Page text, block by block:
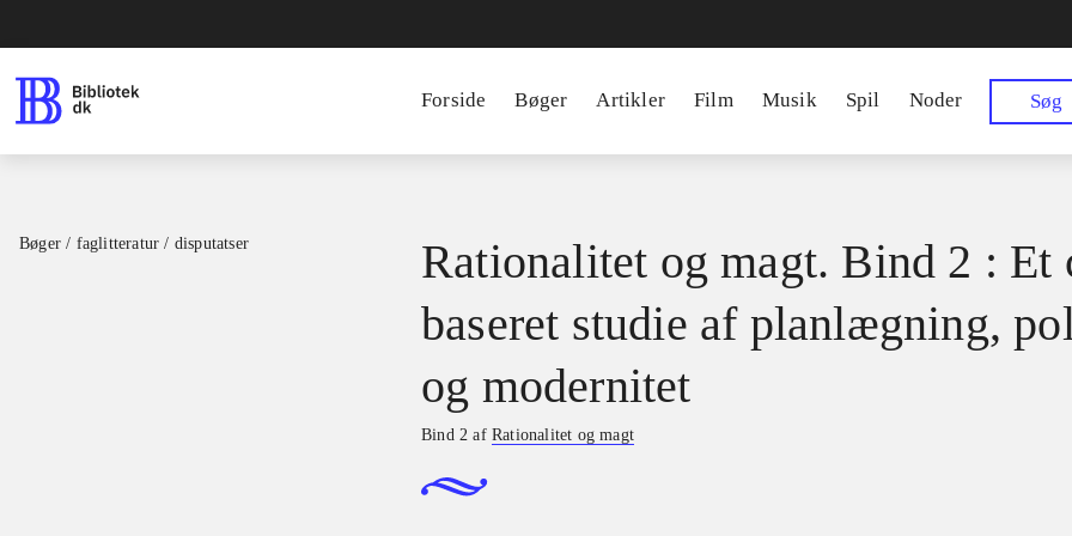
Forside Bøger Artikler Film Musik Spil Noder Søg
Bøger / faglitteratur / disputatser
Rationalitet og magt. Bind 2 : Et
baseret studie af planlægning,
og modernitet
Bind 2 afRationalitet og magt